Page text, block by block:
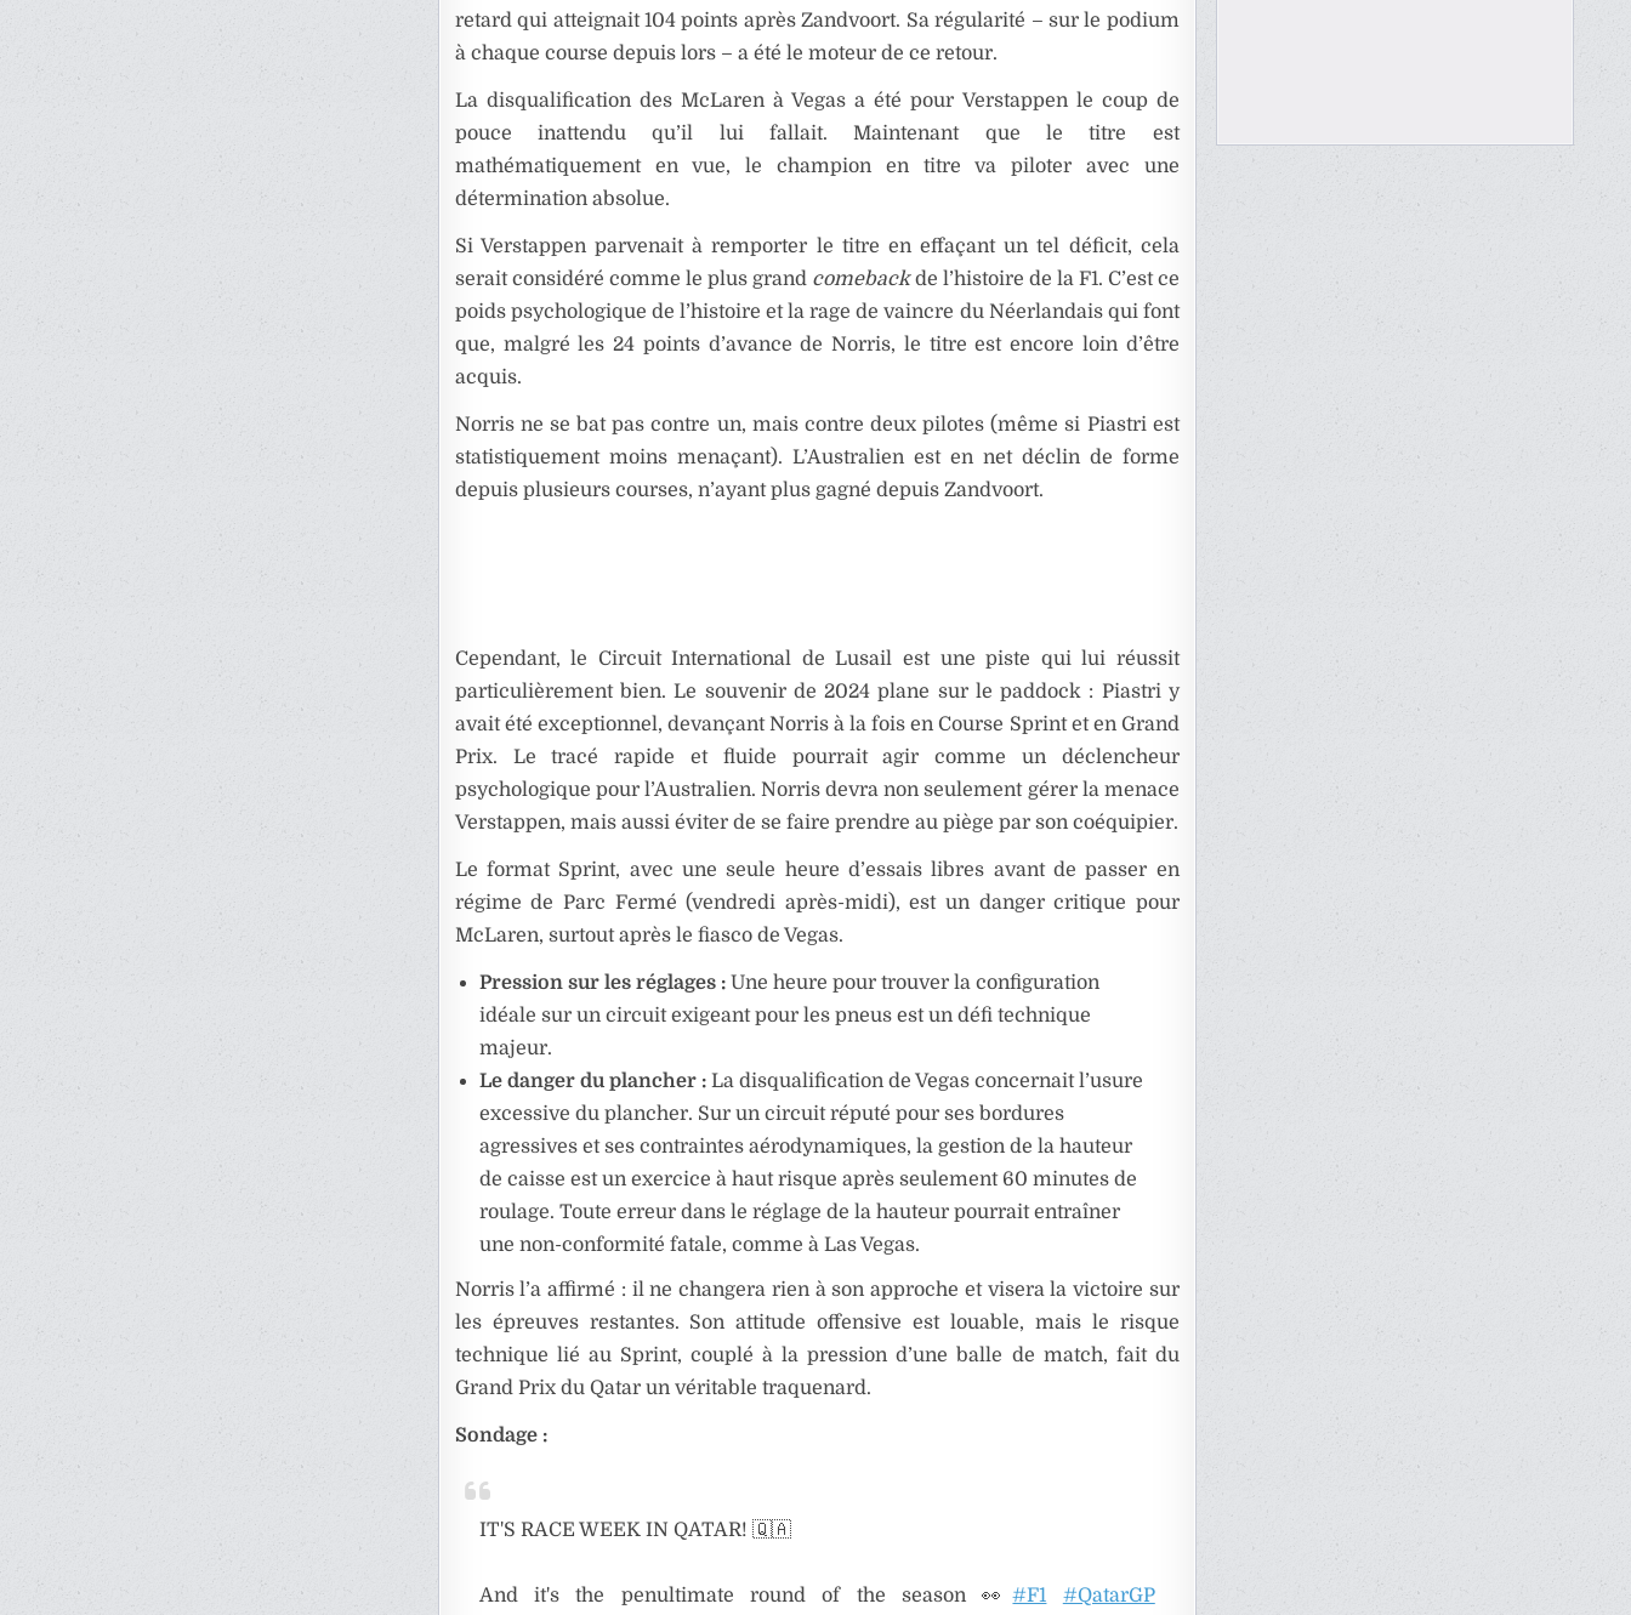
retard qui atteignait 104 points après Zandvoort. Sa régularité – sur le podium
à chaque course depuis lors – a été le moteur de ce retour.
La disqualification des McLaren à Vegas a été pour Verstappen le coup de
pouce inattendu qu’il lui fallait. Maintenant que le titre est
mathématiquement en vue, le champion en titre va piloter avec une
détermination absolue.
Si Verstappen parvenait à remporter le titre en effaçant un tel déficit, cela
serait considéré comme le plus grand comebackde l’histoire de la F1. C’est ce
poids psychologique de l’histoire et la rage de vaincre du Néerlandais qui font
que, malgré les 24 points d’avance de Norris, le titre est encore loin d’être
acquis.
Norris ne se bat pas contre un, mais contre deux pilotes (même si Piastri est
statistiquement moins menaçant). L’Australien est en net déclin de forme
depuis plusieurs courses, n’ayant plus gagné depuis Zandvoort.
Cependant, le Circuit International de Lusail est une piste qui lui réussit
particulièrement bien. Le souvenir de 2024 plane sur le paddock : Piastri y
avait été exceptionnel, devançant Norris à la fois en Course Sprint et en Grand
Prix. Le tracé rapide et fluide pourrait agir comme un déclencheur
psychologique pour l’Australien. Norris devra non seulement gérer la menace
Verstappen, mais aussi éviter de se faire prendre au piège par son coéquipier.
Le format Sprint, avec une seule heure d’essais libres avant de passer en
régime de Parc Fermé (vendredi après-midi), est un danger critique pour
McLaren, surtout après le fiasco de Vegas.
Pression sur les réglages :Une heure pour trouver la configuration
idéale sur un circuit exigeant pour les pneus est un défi technique
majeur.
Le danger du plancher :La disqualification de Vegas concernait l’usure
excessive du plancher. Sur un circuit réputé pour ses bordures
agressives et ses contraintes aérodynamiques, la gestion de la hauteur
de caisse est un exercice à haut risque après seulement 60 minutes de
roulage. Toute erreur dans le réglage de la hauteur pourrait entraîner
une non-conformité fatale, comme à Las Vegas.
Norris l’a affirmé : il ne changera rien à son approche et visera la victoire sur
les épreuves restantes. Son attitude offensive est louable, mais le risque
technique lié au Sprint, couplé à la pression d’une balle de match, fait du
Grand Prix du Qatar un véritable traquenard.
Sondage :
IT'S RACE WEEK IN QATAR! 🇶🇦
And it's the penultimate round of the season 👀#F1 #QatarGP